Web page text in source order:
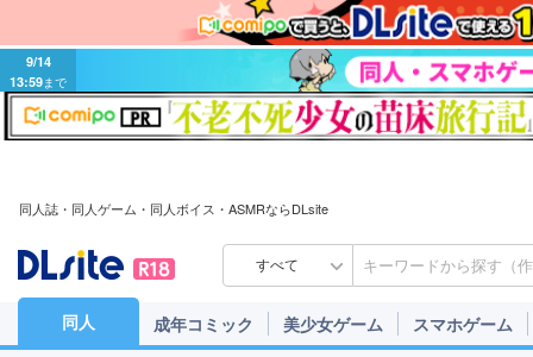
9/14
13:59まで
同人誌・同人ゲーム・同人ボイス・ASMRならDLsite
すべて
同人 成年コミック 美少女ゲーム スマホゲーム